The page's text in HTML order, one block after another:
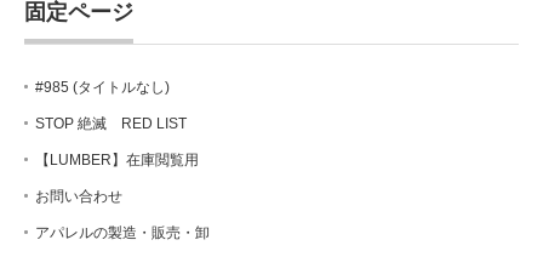
固定ページ
#985 (タイトルなし)
STOP 絶滅 RED LIST
【LUMBER】在庫閲覧用
お問い合わせ
アパレルの製造・販売・卸